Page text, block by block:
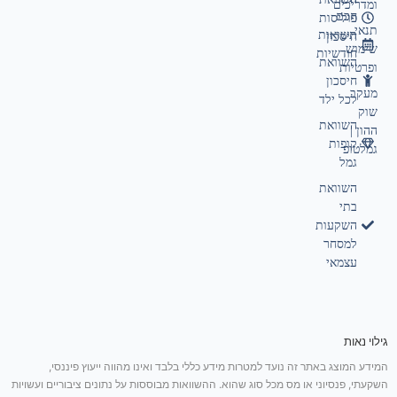
פוליסות
חיסכון
השוואת
חיסכון
לכל ילד
השוואת
קופות
גמל
השוואת
בתי
השקעות
למסחר
עצמאי
ומדריכים
תנאי
שימוש
ופרטיות
מעקב
שוק
ההון |
גמלטופ
חכם
תשואות
חודשיות
גילוי נאות
המידע המוצג באתר זה נועד למטרות מידע כללי בלבד ואינו מהווה ייעוץ פיננסי,
השקעתי, פנסיוני או מס מכל סוג שהוא. ההשוואות מבוססות על נתונים ציבוריים ועשויות